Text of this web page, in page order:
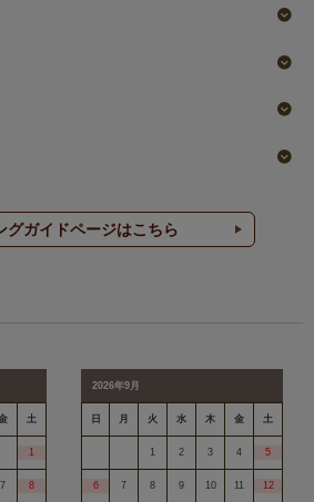
グガイドページはこちら
土
1
7 8
2026年9月
日 月 火 水 木 金 土
1 2 3 4 5
6 7 8 9 10 11 12